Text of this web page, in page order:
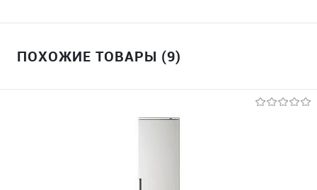
ПОХОЖИЕ ТОВАРЫ (9)